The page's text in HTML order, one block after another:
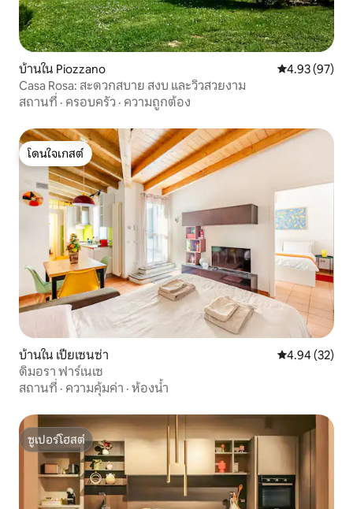
บ้านใน Piozzano คะแนนเฉลี่ย
4.93 (97)
Casa Rosa: สะดวกสบาย สงบ และวิวสวยงาม
สถานที่ · ครอบครัว · ความถูกต้อง
โดนใจเกสต์
โดนใจเกสต์
บ้านใน เปียเซนซ่า คะแนนเฉลี่ย
4.94 (32)
ดิมอรา ฟาร์เนเซ
สถานที่ · ความคุ้มค่า · ห้องน้ำ
ซูเปอร์โฮสต์
ซูเปอร์โฮสต์